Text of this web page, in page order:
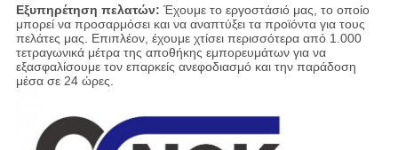
Εξυπηρέτηση πελατών: Έχουμε το εργοστάσιό μας, το οποίο
μπορεί να προσαρμόσει και να αναπτύξει τα προϊόντα για τους
πελάτες μας. Επιπλέον, έχουμε χτίσει περισσότερα από 1.000
τετραγωνικά μέτρα της αποθήκης εμπορευμάτων για να
εξασφαλίσουμε τον επαρκείς ανεφοδιασμό και την παράδοση
μέσα σε 24 ώρες.